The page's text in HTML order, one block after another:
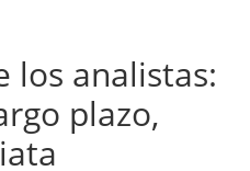
los analistas:
plazo,